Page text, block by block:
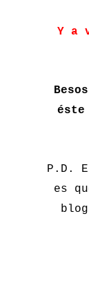
Y a
éste
P.D.
es